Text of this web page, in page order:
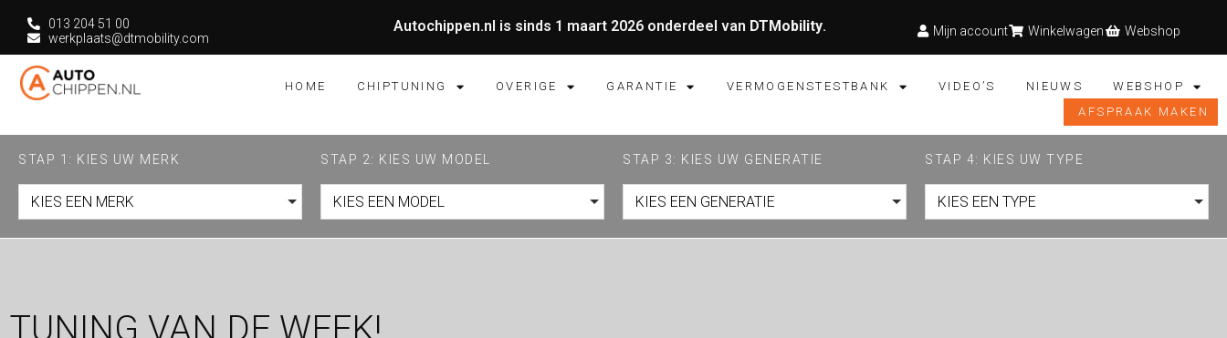
013 204 51 00
werkplaats@dtmobility.com
Autochippen.nl is sinds 1 maart 2026 onderdeel van DTMobility. Mijn account Winkelwagen Webshop
HOME CHIPTUNING OVERIGE GARANTIE VERMOGENSTESTBANK VIDEO’S NIEUWS
WEBSHOP
AFSPRAAK MAKEN
STAP 1: KIES UW MERK
KIES EEN MERK
STAP 2: KIES UW MODEL
KIES EEN MODEL
STAP 3: KIES UW GENERATIE
KIES EEN GENERATIE
STAP 4: KIES UW TYPE
KIES EEN TYPE
TUNING VAN DE WEEK!.